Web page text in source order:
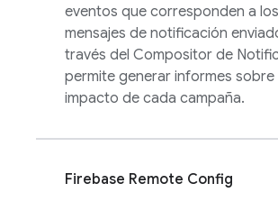
eventos que corresponden a los
mensajes de notificación
través del Compositor de
permite generar informes sobre
impacto de cada campaña.
Firebase Remote Config